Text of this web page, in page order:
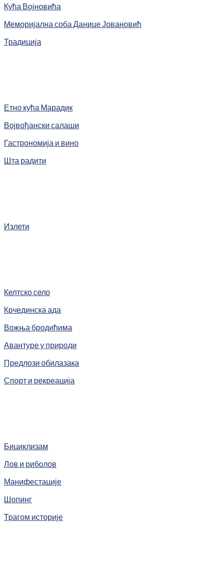
Кућа Војновића
Меморијална соба Данице Јовановић
Традиција
Етно кућа Марадик
Војвођански салаши
Гастрономија и вино
Шта радити
Излети
Келтско село
Крчединска ада
Вожња бродићима
Авантуре у природи
Предлози обилазака
Спорт и рекреација
Бициклизам
Лов и риболов
Манифестације
Шопинг
Трагом историје